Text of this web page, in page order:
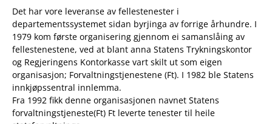
Det har vore leveranse av fellestenester i
departementssystemet sidan byrjinga av forrige århundre. I
1979 kom første organisering gjennom ei samanslåing av
fellestenestene, ved at blant anna Statens Trykningskontor
og Regjeringens Kontorkasse vart skilt ut som eigen
organisasjon; Forvaltningstjenestene (Ft). I 1982 ble Statens
innkjøpssentral innlemma.
Fra 1992 fikk denne organisasjonen navnet Statens
forvaltningstjeneste(Ft) Ft leverte tenester til heile